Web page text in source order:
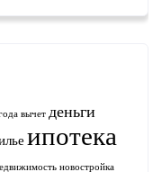
вычет деньги
ипотека
новостройка